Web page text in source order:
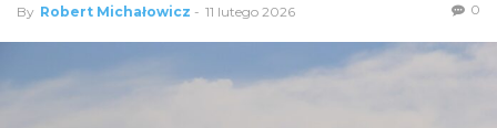
By Robert Michałowicz - 11 lutego 2026 0